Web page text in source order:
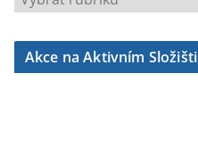
u
b
Akce na Aktivním Složišti